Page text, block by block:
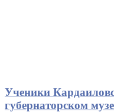
Ученики
губернаторском